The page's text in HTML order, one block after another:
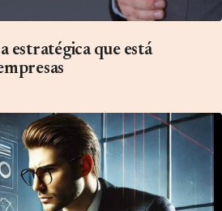
estratégica que está